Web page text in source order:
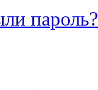
пароль?